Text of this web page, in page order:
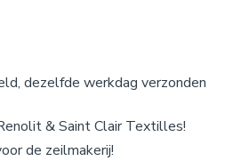
dezelfde werkdag verzonden
& Saint Clair Textilles!
de zeilmakerij!